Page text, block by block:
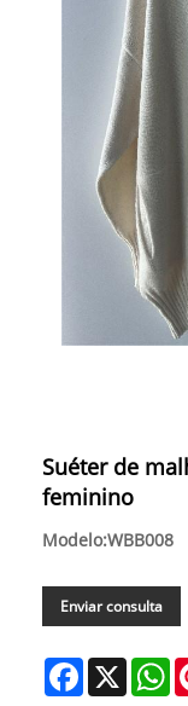
Suéter de
feminino
Modelo:WBB008
Enviar consulta
Facebook
X